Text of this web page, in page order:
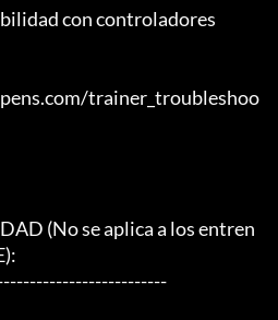
con controladores
trainer_troubleshoo
(No se aplica a los entren